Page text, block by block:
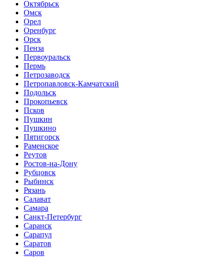
Октябрьск
Омск
Орел
Оренбург
Орск
Пенза
Первоуральск
Пермь
Петрозаводск
Петропавловск-Камчатский
Подольск
Прокопьевск
Псков
Пушкин
Пушкино
Пятигорск
Раменское
Реутов
Ростов-на-Дону
Рубцовск
Рыбинск
Рязань
Салават
Самара
Санкт-Петербург
Саранск
Сарапул
Саратов
Саров